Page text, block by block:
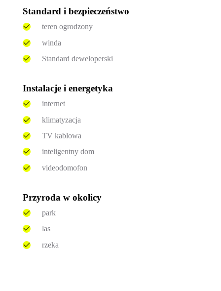
Standard i bezpieczeństwo
teren ogrodzony
winda
Standard deweloperski
Instalacje i energetyka
internet
klimatyzacja
TV kablowa
inteligentny dom
videodomofon
Przyroda w okolicy
park
las
rzeka